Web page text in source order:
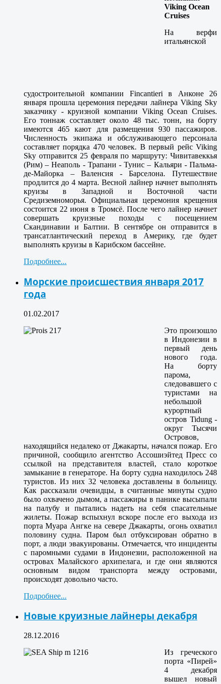
Viking Ocean
Cruises
На верфи
итальянской
судостроительной компании Fincantieri в Анконе 26
января прошла церемония передачи лайнера Viking Sky
заказчику - круизной компании Viking Ocean Cruises.
Его тоннаж составляет около 48 тыс. тонн, на борту
имеются 465 кают для размещения 930 пассажиров.
Численность экипажа и обслуживающего персонала
составляет порядка 470 человек. В первый рейс Viking
Sky отправится 25 февраля по маршруту: Чивитавеккья
(Рим) – Неаполь - Трапани - Тунис – Кальяри - Пальма-
де-Майорка – Валенсия - Барселона. Путешествие
продлится до 4 марта. Весной лайнер начнет выполнять
круизы в Западной и Восточной части
Средиземноморья. Официальная церемония крещения
состоится 22 июня в Тромсё. После чего лайнер начнет
совершать круизные походы с посещением
Скандинавии и Балтии. В сентябре он отправится в
трансатлантический переход в Америку, где будет
выполнять круизы в Карибском бассейне.
Подробнее...
Морские происшествия января 2017
года
01.02.2017
Это произошло
в Индонезии в
первый день
нового года.
На борту
парома,
следовавшего с
туристами на
небольшой
курортный
остров Tidung -
округ Тысячи
Островов,
находящийся недалеко от Джакарты, начался пожар. Его
причиной, сообщило агентство Ассошиэйтед Пресс со
ссылкой на представителя властей, стало короткое
замыкание в генераторе. На борту судна находилось 248
туристов. Из них 32 человека доставлены в больницу.
Как рассказали очевидцы, в считанные минуты судно
было охвачено дымом, а пассажиры в панике высыпали
на палубу и пытались надеть на себя спасательные
жилеты. Пожар вспыхнул вскоре после его выхода из
порта Муара Ангке на севере Джакарты, огонь охватил
половину судна. Паром был отбуксирован обратно в
порт, а люди эвакуированы. Отмечается, что инциденты
с паромными судами в Индонезии, расположенной на
островах Малайского архипелага, и где они являются
основным видом транспорта между островами,
происходят довольно часто.
Подробнее...
Новые круизные лайнеры декабря
28.12.2016
Из греческого
порта «Пирей»
4 декабря
вышел новый